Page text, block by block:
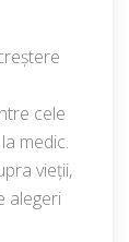
cele
medic.
vieții,
alegeri